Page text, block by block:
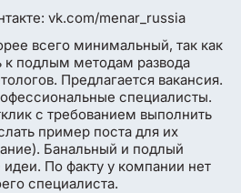
vk.com/menar_russia
всего минимальный, так как
к подлым методам развода
Предлагается вакансия.
специалисты.
с требованием выполнить
пример поста для их
Банальный и подлый
По факту у компании нет
специалиста.